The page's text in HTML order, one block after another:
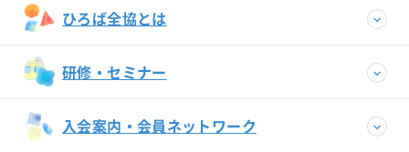
ひろば全協とは
研修・セミナー
入会案内・会員ネットワーク